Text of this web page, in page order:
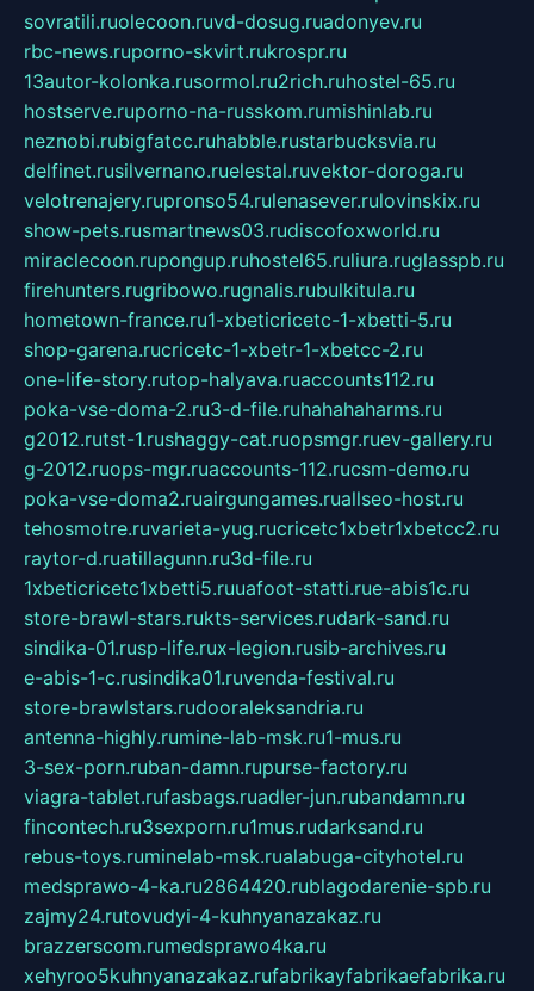
sovratili.ruolecoon.ruvd-dosug.ruadonyev.ru
rbc-news.ruporno-skvirt.rukrospr.ru
13autor-kolonka.rusormol.ru2rich.ruhostel-65.ru
hostserve.ruporno-na-russkom.rumishinlab.ru
neznobi.rubigfatcc.ruhabble.rustarbucksvia.ru
delfinet.rusilvernano.ruelestal.ruvektor-doroga.ru
velotrenajery.rupronso54.rulenasever.rulovinskix.ru
show-pets.rusmartnews03.rudiscofoxworld.ru
miraclecoon.rupongup.ruhostel65.ruliura.ruglasspb.ru
firehunters.rugribowo.rugnalis.rubulkitula.ru
hometown-france.ru1-xbeticricetc-1-xbetti-5.ru
shop-garena.rucricetc-1-xbetr-1-xbetcc-2.ru
one-life-story.rutop-halyava.ruaccounts112.ru
poka-vse-doma-2.ru3-d-file.ruhahahaharms.ru
g2012.rutst-1.rushaggy-cat.ruopsmgr.ruev-gallery.ru
g-2012.ruops-mgr.ruaccounts-112.rucsm-demo.ru
poka-vse-doma2.ruairgungames.ruallseo-host.ru
tehosmotre.ruvarieta-yug.rucricetc1xbetr1xbetcc2.ru
raytor-d.ruatillagunn.ru3d-file.ru
1xbeticricetc1xbetti5.ruuafoot-statti.rue-abis1c.ru
store-brawl-stars.rukts-services.rudark-sand.ru
sindika-01.rusp-life.rux-legion.rusib-archives.ru
e-abis-1-c.rusindika01.ruvenda-festival.ru
store-brawlstars.rudooraleksandria.ru
antenna-highly.rumine-lab-msk.ru1-mus.ru
3-sex-porn.ruban-damn.rupurse-factory.ru
viagra-tablet.rufasbags.ruadler-jun.rubandamn.ru
fincontech.ru3sexporn.ru1mus.rudarksand.ru
rebus-toys.ruminelab-msk.rualabuga-cityhotel.ru
medsprawo-4-ka.ru2864420.rublagodarenie-spb.ru
zajmy24.rutovudyi-4-kuhnyanazakaz.ru
brazzerscom.rumedsprawo4ka.ru
xehyroo5kuhnyanazakaz.rufabrikayfabrikaefabrika.ru